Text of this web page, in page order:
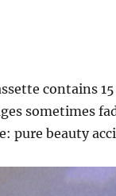
contains
sometimes
pure beauty